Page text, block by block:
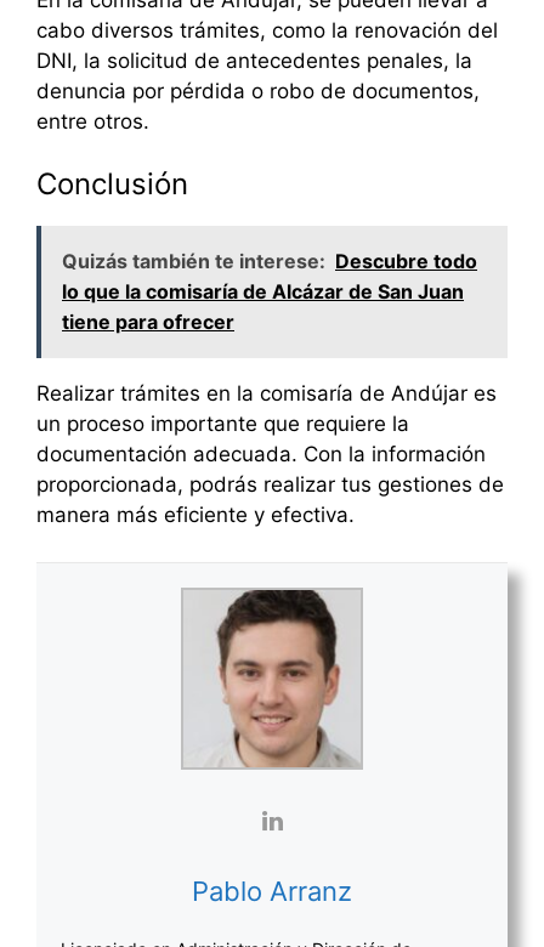
cabo diversos trámites, como la renovación del
DNI, la solicitud de antecedentes penales, la
denuncia por pérdida o robo de documentos,
entre otros.
Conclusión
Quizás también te interese: Descubre todo
lo que la comisaría de Alcázar de San Juan
tiene para ofrecer
Realizar trámites en la comisaría de Andújar es
un proceso importante que requiere la
documentación adecuada. Con la información
proporcionada, podrás realizar tus gestiones de
manera más eficiente y efectiva.
Pablo Arranz